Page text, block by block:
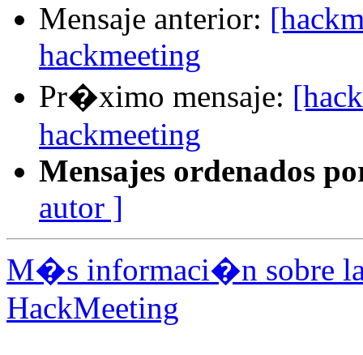
Mensaje anterior:
hackmeeting
Pr�ximo mensaje:
hackmeeting
Mensajes ordenados
autor ]
M�s informaci�n sobre
HackMeeting